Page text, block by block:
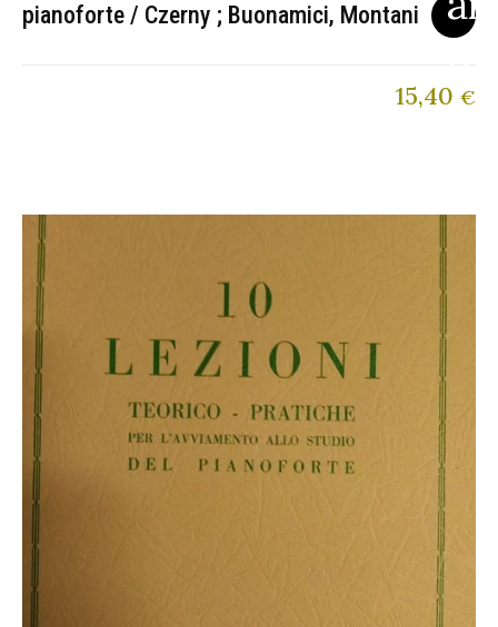
pianoforte / Czerny ; Buonamici, Montani
15,40 €